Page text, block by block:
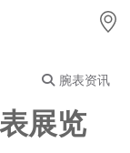
腕表资讯
展览